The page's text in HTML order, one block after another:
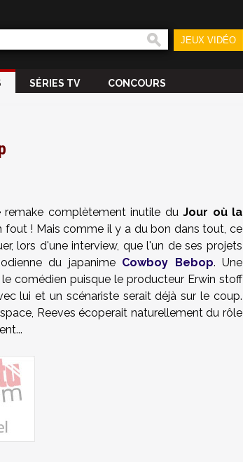
JEUX VIDÉO
SÉRIES TV CONCOURS
complètement inutile du Jour où la
fout ! Mais comme il y a du bon dans tout, ce
lors d'une interview, que l'un de ses projets
du japanime Cowboy Bebop. Une
comédien puisque le producteur Erwin stoff
lui et un scénariste serait déjà sur le coup.
Reeves écoperait naturellement du rôle